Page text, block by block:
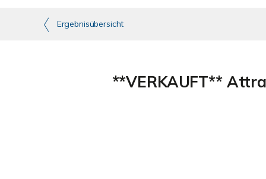
Ergebnisübersicht
**VERKAUFT**